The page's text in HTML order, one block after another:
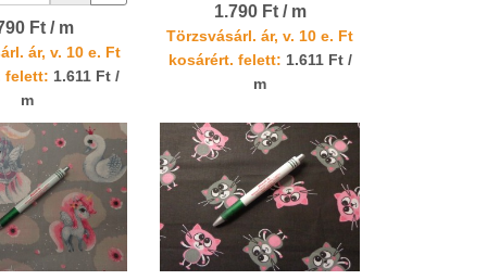
Ft / m
ár, v. 10 e. Ft
felett: 1.611 Ft /
m
1.790 Ft / m
Törzsvásárl. ár, v. 10 e. Ft
kosárért. felett: 1.611 Ft /
m